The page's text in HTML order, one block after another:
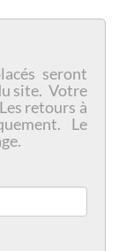
seront
site. Votre
retours à
Le